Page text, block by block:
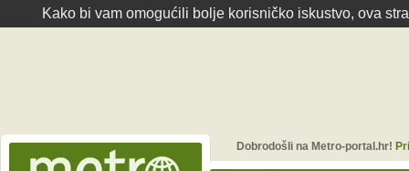
Kako bi vam omogućili bolje korisničko iskustvo, ova
Dobrodošli na Metro-portal.hr!